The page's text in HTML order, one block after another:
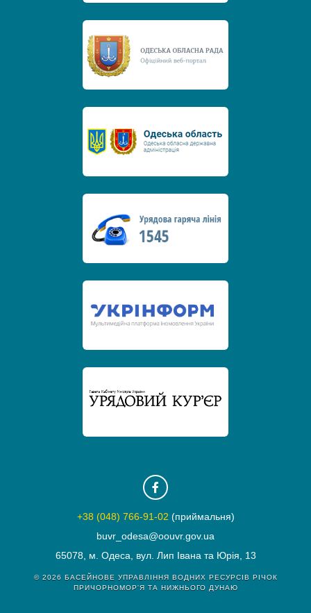
+38 (048) 766-91-02 (приймальня)
buvr_odesa@oouvr.gov.ua
65078, м. Одеса, вул. Лип Івана та Юрія, 13
© 2026 БАСЕЙНОВЕ УПРАВЛІННЯ ВОДНИХ РЕСУРСІВ РІЧОК
ПРИЧОРНОМОР'Я ТА НИЖНЬОГО ДУНАЮ